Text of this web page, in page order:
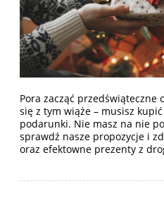
Pora zacząć przedświąteczne
się z tym wiąże – musisz
podarunki. Nie masz na nie
sprawdź nasze propozycje i
oraz efektowne prezenty z